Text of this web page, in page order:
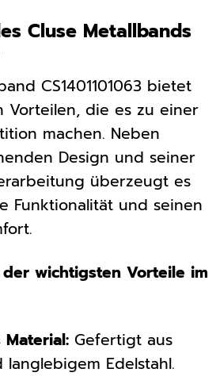
Cluse Metallbands
CS1401101063 bietet
Vorteilen, die es zu einer
machen. Neben
Design und seiner
überzeugt es
Funktionalität und seinen
wichtigsten Vorteile im
Gefertigt aus
Edelstahl.